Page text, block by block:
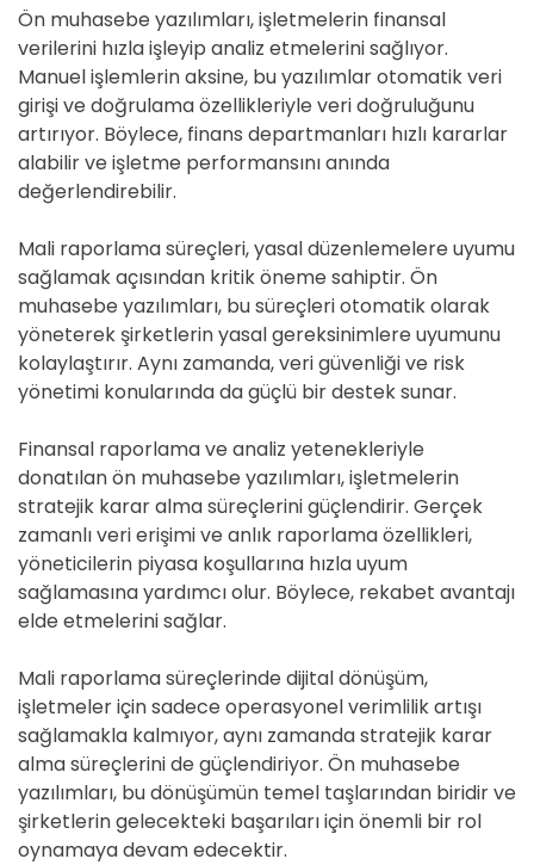
Ön muhasebe yazılımları, işletmelerin finansal
verilerini hızla işleyip analiz etmelerini sağlıyor.
Manuel işlemlerin aksine, bu yazılımlar otomatik veri
girişi ve doğrulama özellikleriyle veri doğruluğunu
artırıyor. Böylece, finans departmanları hızlı kararlar
alabilir ve işletme performansını anında
değerlendirebilir.
Mali raporlama süreçleri, yasal düzenlemelere uyumu
sağlamak açısından kritik öneme sahiptir. Ön
muhasebe yazılımları, bu süreçleri otomatik olarak
yöneterek şirketlerin yasal gereksinimlere uyumunu
kolaylaştırır. Aynı zamanda, veri güvenliği ve risk
yönetimi konularında da güçlü bir destek sunar.
Finansal raporlama ve analiz yetenekleriyle
donatılan ön muhasebe yazılımları, işletmelerin
stratejik karar alma süreçlerini güçlendirir. Gerçek
zamanlı veri erişimi ve anlık raporlama özellikleri,
yöneticilerin piyasa koşullarına hızla uyum
sağlamasına yardımcı olur. Böylece, rekabet avantajı
elde etmelerini sağlar.
Mali raporlama süreçlerinde dijital dönüşüm,
işletmeler için sadece operasyonel verimlilik artışı
sağlamakla kalmıyor, aynı zamanda stratejik karar
alma süreçlerini de güçlendiriyor. Ön muhasebe
yazılımları, bu dönüşümün temel taşlarından biridir ve
şirketlerin gelecekteki başarıları için önemli bir rol
oynamaya devam edecektir.